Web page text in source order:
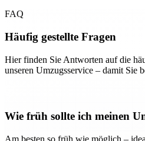
FAQ
Häufig gestellte Fragen
Hier finden Sie Antworten auf die
unseren Umzugsservice – damit Sie
Wie früh sollte ich meinen
Am besten so früh wie möglich –